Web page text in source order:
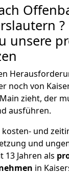
unsere
noch von
zieht, der
ausführen.
und
und
13 Jahren als
in